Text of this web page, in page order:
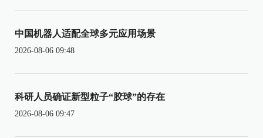
中国机器人适配全球多元应用场景
2026-08-06 09:48
科研人员确证新型粒子“胶球”的存在
2026-08-06 09:47